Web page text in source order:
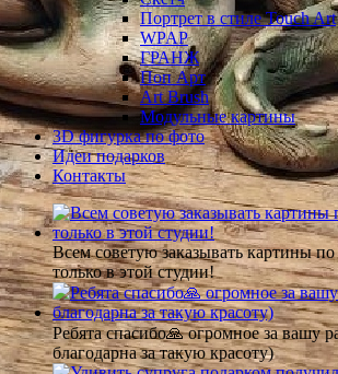
Портрет в стиле Touch Art
WPAP
ГРАНЖ
Поп Арт
Art Brush
Модульные картины
3D фигурка по фото
Идеи подарков
Контакты
Всем советую заказывать картины
только в этой студии!
Ребята спасибо🙏 огромное за вашу
благодарна за такую красоту)